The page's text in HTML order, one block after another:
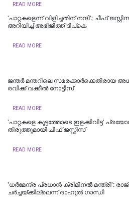
READ MORE
'പാറ്റകളെന്ന് വിളിച്ചതിന് നന്ദി'; ചീഫ്
അറിയിച്ച് അഭിജിത്ത് ദീപ്‌കെ
READ MORE
ജന്തർ മന്തറിലെ സമരക്കാർക്കെതിരായ
രവിക്ക് വക്കീൽ നോട്ടീസ്
READ MORE
'പാറ്റകളെ കൂട്ടത്തോടെ ഇളക്കിവിട്ട'
തിരുത്തുമായി ചീഫ് ജസ്റ്റിസ്
READ MORE
'ധര്‍മേന്ദ്ര പ്രധാന്‍ ക്രിമിനല്‍ മന്ത്രി':
ചർച്ചയ്ക്കില്ലെന്ന് രാഹുൽ ഗാന്ധി